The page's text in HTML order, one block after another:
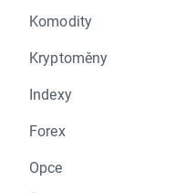
Komodity
Kryptoměny
Indexy
Forex
Opce